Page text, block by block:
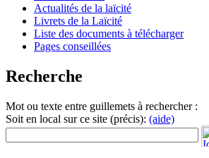
Actualités de la laïcité
Livrets de la Laïcité
Liste des documents à télécharger
Pages conseillées
Recherche
Mot ou texte entre guillemets à rechercher :
Soit en local sur ce site (précis): (aide)